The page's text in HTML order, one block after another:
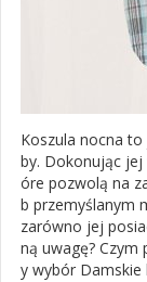
Koszula nocna
by. Dokonując jej
óre pozwolą na
b przemyślanym
zarówno jej
ną uwagę?
y wybór